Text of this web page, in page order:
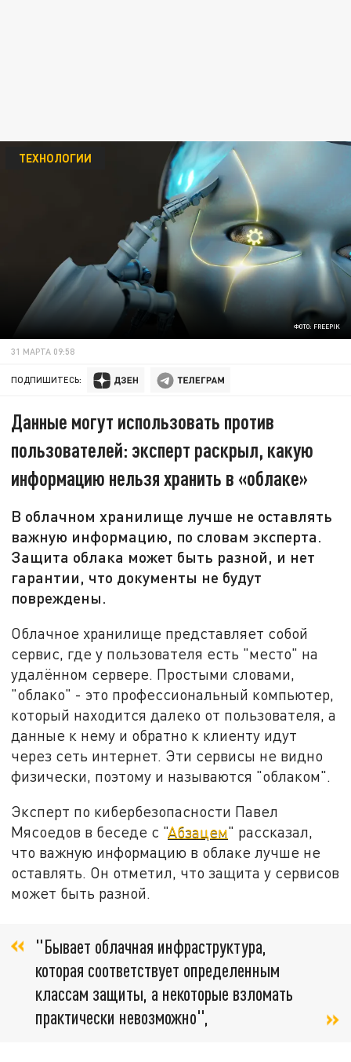
ФОТО: FREEPIK
ТЕХНОЛОГИИ
31 МАРТА 09:58
ПОДПИШИТЕСЬ:
Данные могут использовать против
пользователей: эксперт раскрыл, какую
информацию нельзя хранить в «облаке»
В облачном хранилище лучше не оставлять
важную информацию, по словам эксперта.
Защита облака может быть разной, и нет
гарантии, что документы не будут
повреждены.
Облачное хранилище представляет собой
сервис, где у пользователя есть "место" на
удалённом сервере. Простыми словами,
"облако" - это профессиональный компьютер,
который находится далеко от пользователя, а
данные к нему и обратно к клиенту идут
через сеть интернет. Эти сервисы не видно
физически, поэтому и называются "облаком".
Эксперт по кибербезопасности Павел
Мясоедов в беседе с "Абзацем" рассказал,
что важную информацию в облаке лучше не
оставлять. Он отметил, что защита у сервисов
может быть разной.
"Бывает облачная инфраструктура,
которая соответствует определенным
классам защиты, а некоторые взломать
практически невозможно",